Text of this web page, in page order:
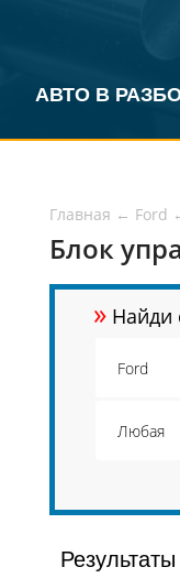
АВТО В
Главная ← Ford
Блок
» Найди